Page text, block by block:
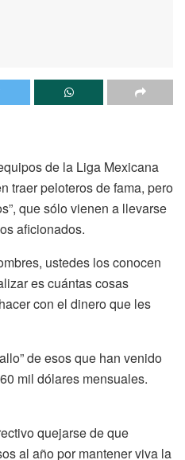
de la Liga Mexicana
traer peloteros de fama, pero
que sólo vienen a llevarse
aficionados.
ustedes los conocen
es cuántas cosas
con el dinero que les
de esos que han venido
mil dólares mensuales.
quejarse de que
al año por mantener viva la